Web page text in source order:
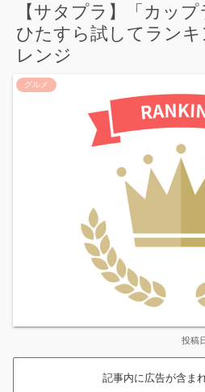
【サタプラ】「カップ
ひたすら試してラン
レンジ
グルメ
記事内に広告が含ま